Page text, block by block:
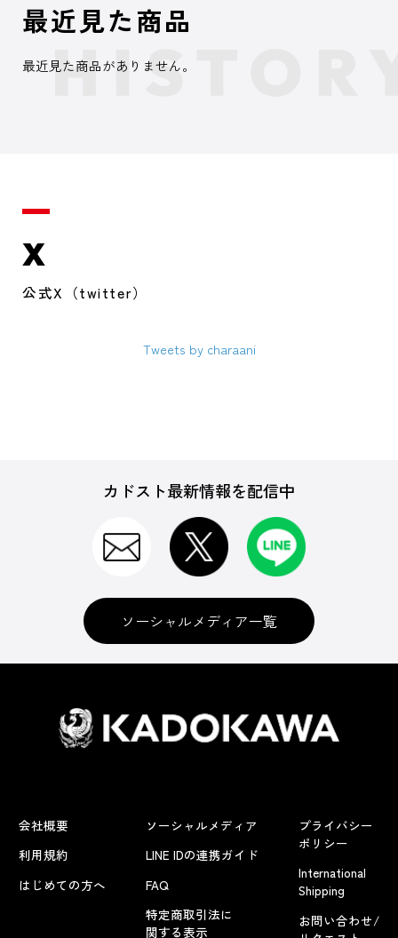
最近見た商品
最近見た商品がありません。
X
公式X（twitter）
Tweets by charaani
カドスト最新情報を配信中
ソーシャルメディア一覧
会社概要
利用規約
はじめての方へ
ソーシャルメディア
LINE IDの連携ガイド
FAQ
特定商取引法に
関する表示
プライバシー
ポリシー
International
Shipping
お問い合わせ/